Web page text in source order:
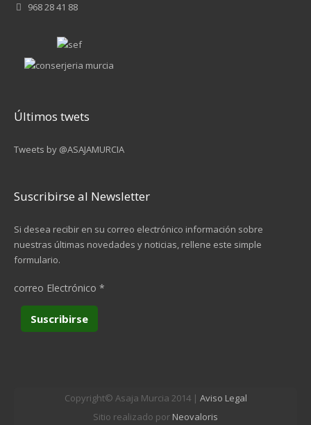
968 28 41 88
Últimos twets
Tweets by @ASAJAMURCIA
Suscribirse al Newsletter
Si desea recibir en su correo electrónico información sobre
nuestras últimas novedades y noticias, rellene este simple
formulario.
correo Electrónico *
Copyright© Asaja Murcia 2014 | Aviso Legal
Sitio realizado por Neovaloris